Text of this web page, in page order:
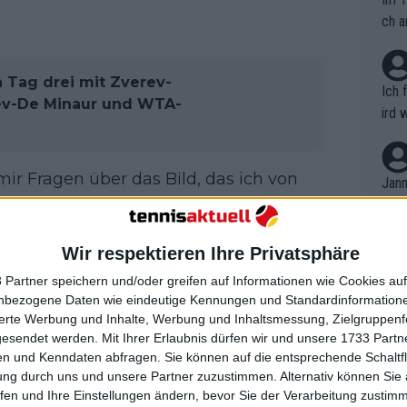
Wir respektieren Ihre Privatsphäre
Partner speichern und/oder greifen auf Informationen wie Cookies
Daten wie eindeutige Kennungen und
Werbung und Inhalte, Werbung und Inhaltsmessung,
werden. Mit Ihrer Erlaubnis dürfen wir und unsere 1733
und Kenndaten abfragen. Sie können auf die entsprechende
durch uns und unsere Partner zuzustimmen. Alternativ können Sie
und Ihre Einstellungen ändern, bevor Sie der Verarbeitung
Tag drei mit Zverev-
De Minaur und WTA-
Fragen über das Bild, das ich von
hatte", sagte er. "Je weiter wir
Djokovic der saubere Mann ist, der
setzt sich dafür ein, dass das Geld
Bei Federer fürchte ich langsam
Seite. DerLaver Cupist ein
aber eindeutig seine Sache ist.
ch
Ich
ird
r in
em
t,
B.
on
n
nt.